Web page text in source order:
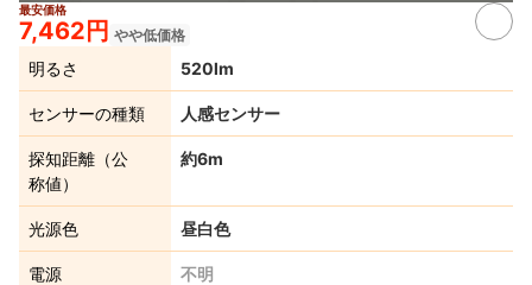
最安価格
7,462円 やや低価格
明るさ 520lm
センサーの種類 人感センサー
探知距離（公
称値）
約6m
光源色 昼白色
電源 不明